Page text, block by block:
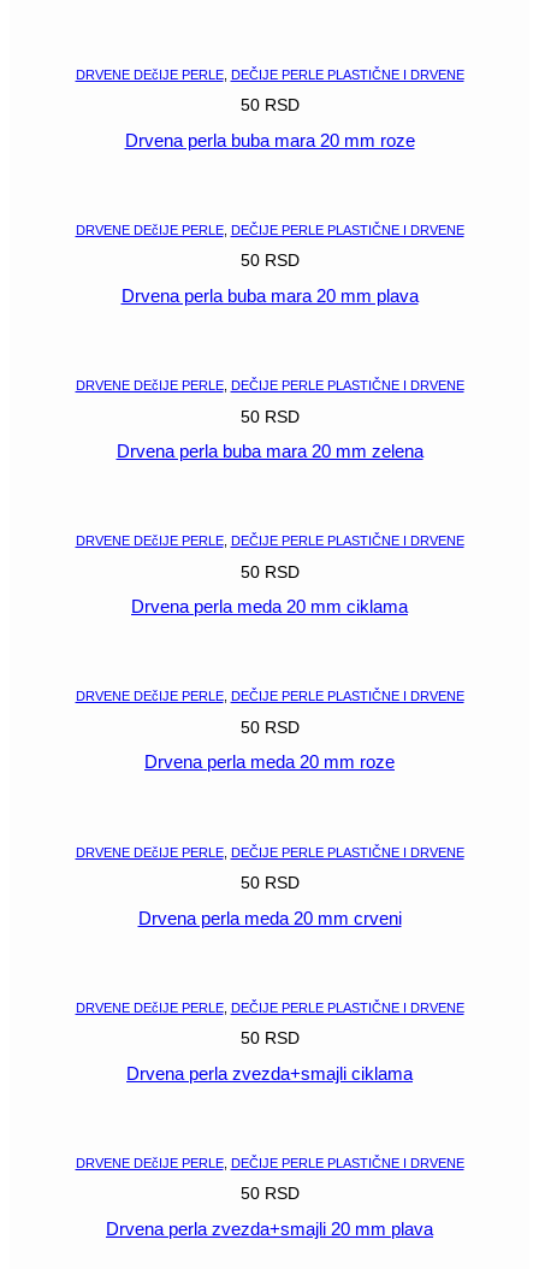
DRVENE DEčIJE PERLE, DEČIJE PERLE PLASTIČNE I DRVENE
50 RSD
Drvena perla buba mara 20 mm roze
DRVENE DEčIJE PERLE, DEČIJE PERLE PLASTIČNE I DRVENE
50 RSD
Drvena perla buba mara 20 mm plava
DRVENE DEčIJE PERLE, DEČIJE PERLE PLASTIČNE I DRVENE
50 RSD
Drvena perla buba mara 20 mm zelena
DRVENE DEčIJE PERLE, DEČIJE PERLE PLASTIČNE I DRVENE
50 RSD
Drvena perla meda 20 mm ciklama
DRVENE DEčIJE PERLE, DEČIJE PERLE PLASTIČNE I DRVENE
50 RSD
Drvena perla meda 20 mm roze
DRVENE DEčIJE PERLE, DEČIJE PERLE PLASTIČNE I DRVENE
50 RSD
Drvena perla meda 20 mm crveni
DRVENE DEčIJE PERLE, DEČIJE PERLE PLASTIČNE I DRVENE
50 RSD
Drvena perla zvezda+smajli ciklama
DRVENE DEčIJE PERLE, DEČIJE PERLE PLASTIČNE I DRVENE
50 RSD
Drvena perla zvezda+smajli 20 mm plava